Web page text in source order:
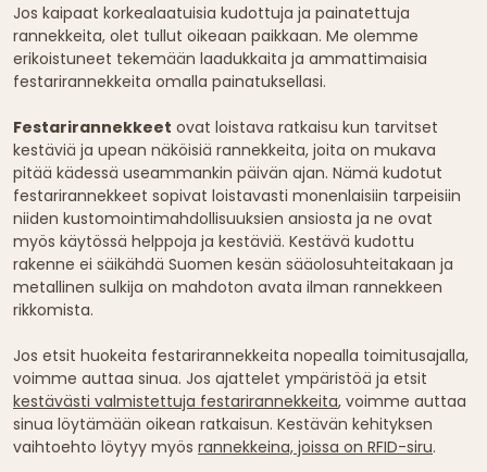
Jos kaipaat korkealaatuisia kudottuja ja painatettuja
rannekkeita, olet tullut oikeaan paikkaan. Me olemme
erikoistuneet tekemään laadukkaita ja ammattimaisia
festarirannekkeita omalla painatuksellasi.
Festarirannekkeet ovat loistava ratkaisu kun tarvitset
kestäviä ja upean näköisiä rannekkeita, joita on mukava
pitää kädessä useammankin päivän ajan. Nämä kudotut
festarirannekkeet sopivat loistavasti monenlaisiin tarpeisiin
niiden kustomointimahdollisuuksien ansiosta ja ne ovat
myös käytössä helppoja ja kestäviä. Kestävä kudottu
rakenne ei säikähdä Suomen kesän sääolosuhteitakaan ja
metallinen sulkija on mahdoton avata ilman rannekkeen
rikkomista.
Jos etsit huokeita festarirannekkeita nopealla toimitusajalla,
voimme auttaa sinua. Jos ajattelet ympäristöä ja etsit
kestävästi valmistettuja festarirannekkeita, voimme auttaa
sinua löytämään oikean ratkaisun. Kestävän kehityksen
vaihtoehto löytyy myös rannekkeina, joissa on RFID-siru.